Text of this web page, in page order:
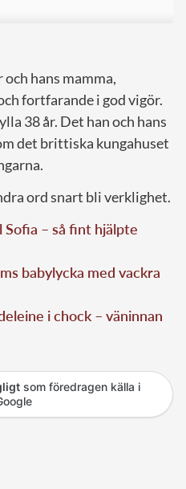
och hans mamma,
fortfarande i god vigör.
38 år. Det han och hans
det brittiska kungahuset
ord snart bli verklighet.
Sofia – så fint hjälpte
babylycka med vackra
i chock – väninnan
som föredragen källa i